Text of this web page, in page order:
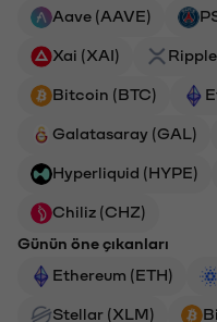
Aave (AAVE)
Xai (XAI)
Bitcoin (BTC)
Galatasaray (GAL)
Hyperliquid (HYPE)
Chiliz (CHZ)
Günün öne çıkanları
Ethereum (ETH)
Stellar (XLM)